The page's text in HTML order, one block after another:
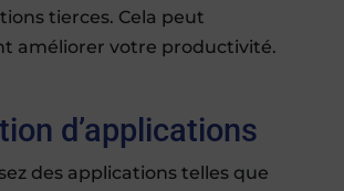
tierces. Cela peut
améliorer votre productivité.
d’applications
des applications telles que